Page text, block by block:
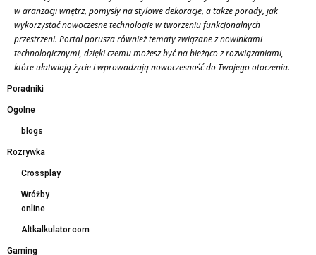
w aranżacji wnętrz, pomysły na stylowe dekoracje, a także porady, jak
wykorzystać nowoczesne technologie w tworzeniu funkcjonalnych
przestrzeni. Portal porusza również tematy związane z nowinkami
technologicznymi, dzięki czemu możesz być na bieżąco z rozwiązaniami,
które ułatwiają życie i wprowadzają nowoczesność do Twojego otoczenia.
Poradniki
Ogolne
blogs
Rozrywka
Crossplay
Wróżby
online
Altkalkulator.com
Gaming